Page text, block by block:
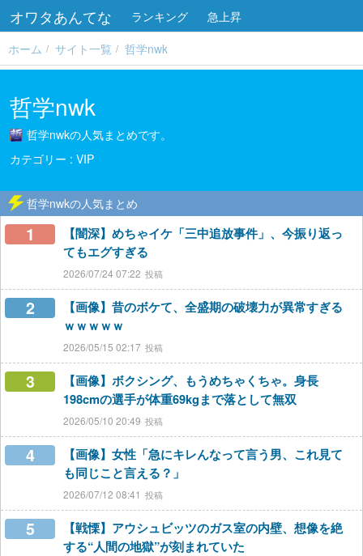
オワタあんてな ランキング
急上昇
ホーム
サイト一覧 哲学nwk
哲学nwk
哲学nwkの人気まとめです。
VIP
哲学nwkの人気まとめ
1
【闇深】めちゃイケ「三中追放事件」、今振り返っ
てもエグすぎる
2026/07/24 07:22
2
【画像】昔のボケて、全盛期の破壊力が異常すぎる
ｗｗｗｗｗ
2026/05/15 02:17
3
【画像】ボクシング、もうめちゃくちゃ。身長
198cmの選手が体重69kgまで落として無双
2026/05/10 20:49
4
【画像】女性「急にキレんなって言う男、これ見て
も同じこと言える？」
2026/07/12 08:41
5
【戦慄】アウシュビッツのガス室の内壁、想像を絶
する“人間の地獄”が刻まれていた